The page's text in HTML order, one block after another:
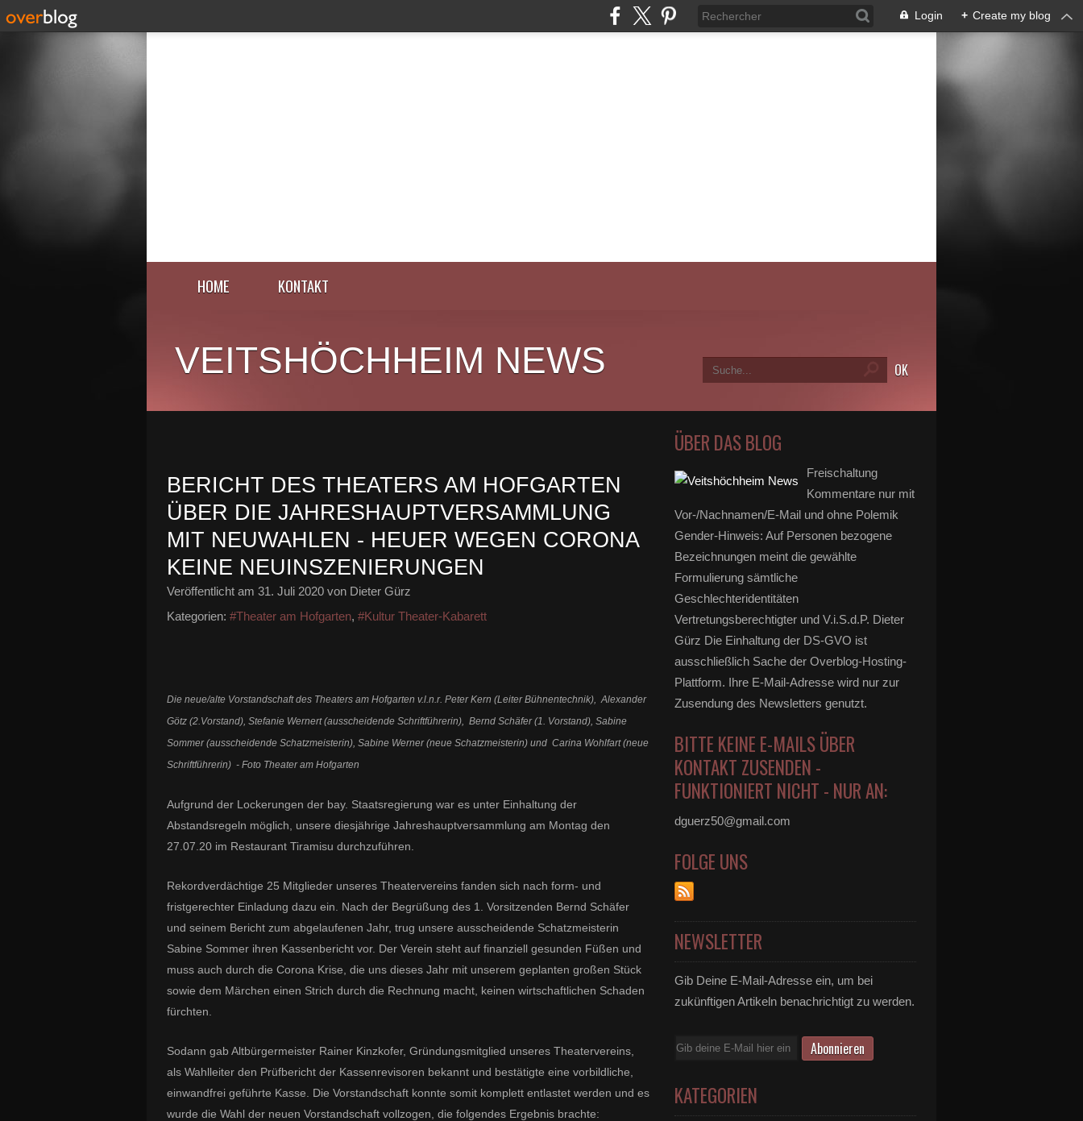
Login + Create my blog
HOME KONTAKT
VEITSHÖCHHEIM NEWS
BERICHT DES THEATERS AM HOFGARTEN
ÜBER DIE JAHRESHAUPTVERSAMMLUNG
MIT NEUWAHLEN - HEUER WEGEN CORONA
KEINE NEUINSZENIERUNGEN
Veröffentlicht am 31. Juli 2020 von Dieter Gürz
Kategorien: #Theater am Hofgarten, #Kultur Theater-Kabarett
Die neue/alte Vorstandschaft des Theaters am Hofgarten v.l.n.r. Peter Kern (Leiter Bühnentechnik), Alexander
Götz (2.Vorstand), Stefanie Wernert (ausscheidende Schriftführerin), Bernd Schäfer (1. Vorstand), Sabine
Sommer (ausscheidende Schatzmeisterin), Sabine Werner (neue Schatzmeisterin) und Carina Wohlfart (neue
Schriftführerin) - Foto Theater am Hofgarten
Aufgrund der Lockerungen der bay. Staatsregierung war es unter Einhaltung der
Abstandsregeln möglich, unsere diesjährige Jahreshauptversammlung am Montag den
27.07.20 im Restaurant Tiramisu durchzuführen.
Rekordverdächtige 25 Mitglieder unseres Theatervereins fanden sich nach form- und
fristgerechter Einladung dazu ein. Nach der Begrüßung des 1. Vorsitzenden Bernd Schäfer
und seinem Bericht zum abgelaufenen Jahr, trug unsere ausscheidende Schatzmeisterin
Sabine Sommer ihren Kassenbericht vor. Der Verein steht auf finanziell gesunden Füßen und
muss auch durch die Corona Krise, die uns dieses Jahr mit unserem geplanten großen Stück
sowie dem Märchen einen Strich durch die Rechnung macht, keinen wirtschaftlichen Schaden
fürchten.
Sodann gab Altbürgermeister Rainer Kinzkofer, Gründungsmitglied unseres Theatervereins,
als Wahlleiter den Prüfbericht der Kassenrevisoren bekannt und bestätigte eine vorbildliche,
einwandfrei geführte Kasse. Die Vorstandschaft konnte somit komplett entlastet werden und es
wurde die Wahl der neuen Vorstandschaft vollzogen, die folgendes Ergebnis brachte:
ÜBER DAS BLOG
Freischaltung
Kommentare nur mit
Vor-/Nachnamen/E-Mail und ohne Polemik
Gender-Hinweis: Auf Personen bezogene
Bezeichnungen meint die gewählte
Formulierung sämtliche
Geschlechteridentitäten
Vertretungsberechtigter und V.i.S.d.P. Dieter
Gürz Die Einhaltung der DS-GVO ist
ausschließlich Sache der Overblog-Hosting-
Plattform. Ihre E-Mail-Adresse wird nur zur
Zusendung des Newsletters genutzt.
BITTE KEINE E-MAILS ÜBER
KONTAKT ZUSENDEN -
FUNKTIONIERT NICHT - NUR AN:
dguerz50@gmail.com
FOLGE UNS
NEWSLETTER
Gib Deine E-Mail-Adresse ein, um bei
zukünftigen Artikeln benachrichtigt zu werden.
E-
KATEGORIEN